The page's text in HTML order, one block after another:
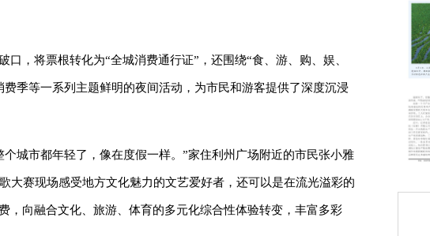
，将票根转化为“全城消费通行证”，还围绕“食、游、购、娱、
季等一系列主题鲜明的夜间活动，为市民和游客提供了深度沉浸
城市都年轻了，像在度假一样。”家住利州广场附近的市民张小雅
大赛现场感受地方文化魅力的文艺爱好者，还可以是在流光溢彩的
，向融合文化、旅游、体育的多元化综合性体验转变，丰富多彩